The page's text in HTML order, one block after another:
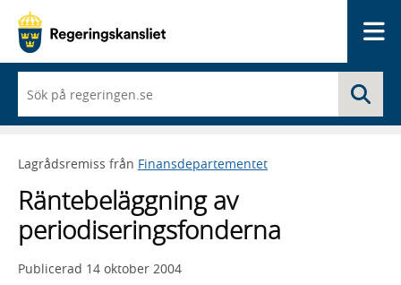
du
börjar
skriva
framträder
lista
med
sökförslag
Lagrådsremiss från Finansdepartementet
Räntebeläggning av
periodiseringsfonderna
Publicerad 14 oktober 2004